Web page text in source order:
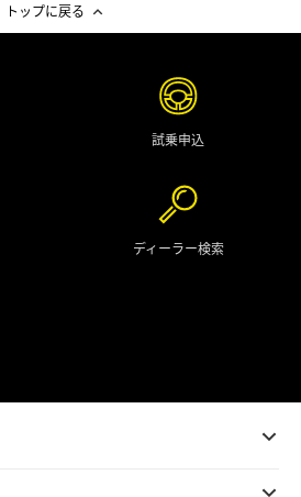
トップに戻る
試乗申込
ディーラー検索